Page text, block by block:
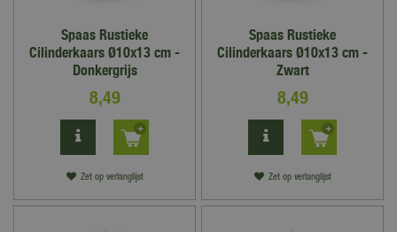
Spaas Rustieke
Cilinderkaars Ø10x13 cm -
Donkergrijs
8,49
Zet op verlanglijst
Spaas Rustieke
Cilinderkaars Ø10x13 cm -
Zwart
8,49
Zet op verlanglijst